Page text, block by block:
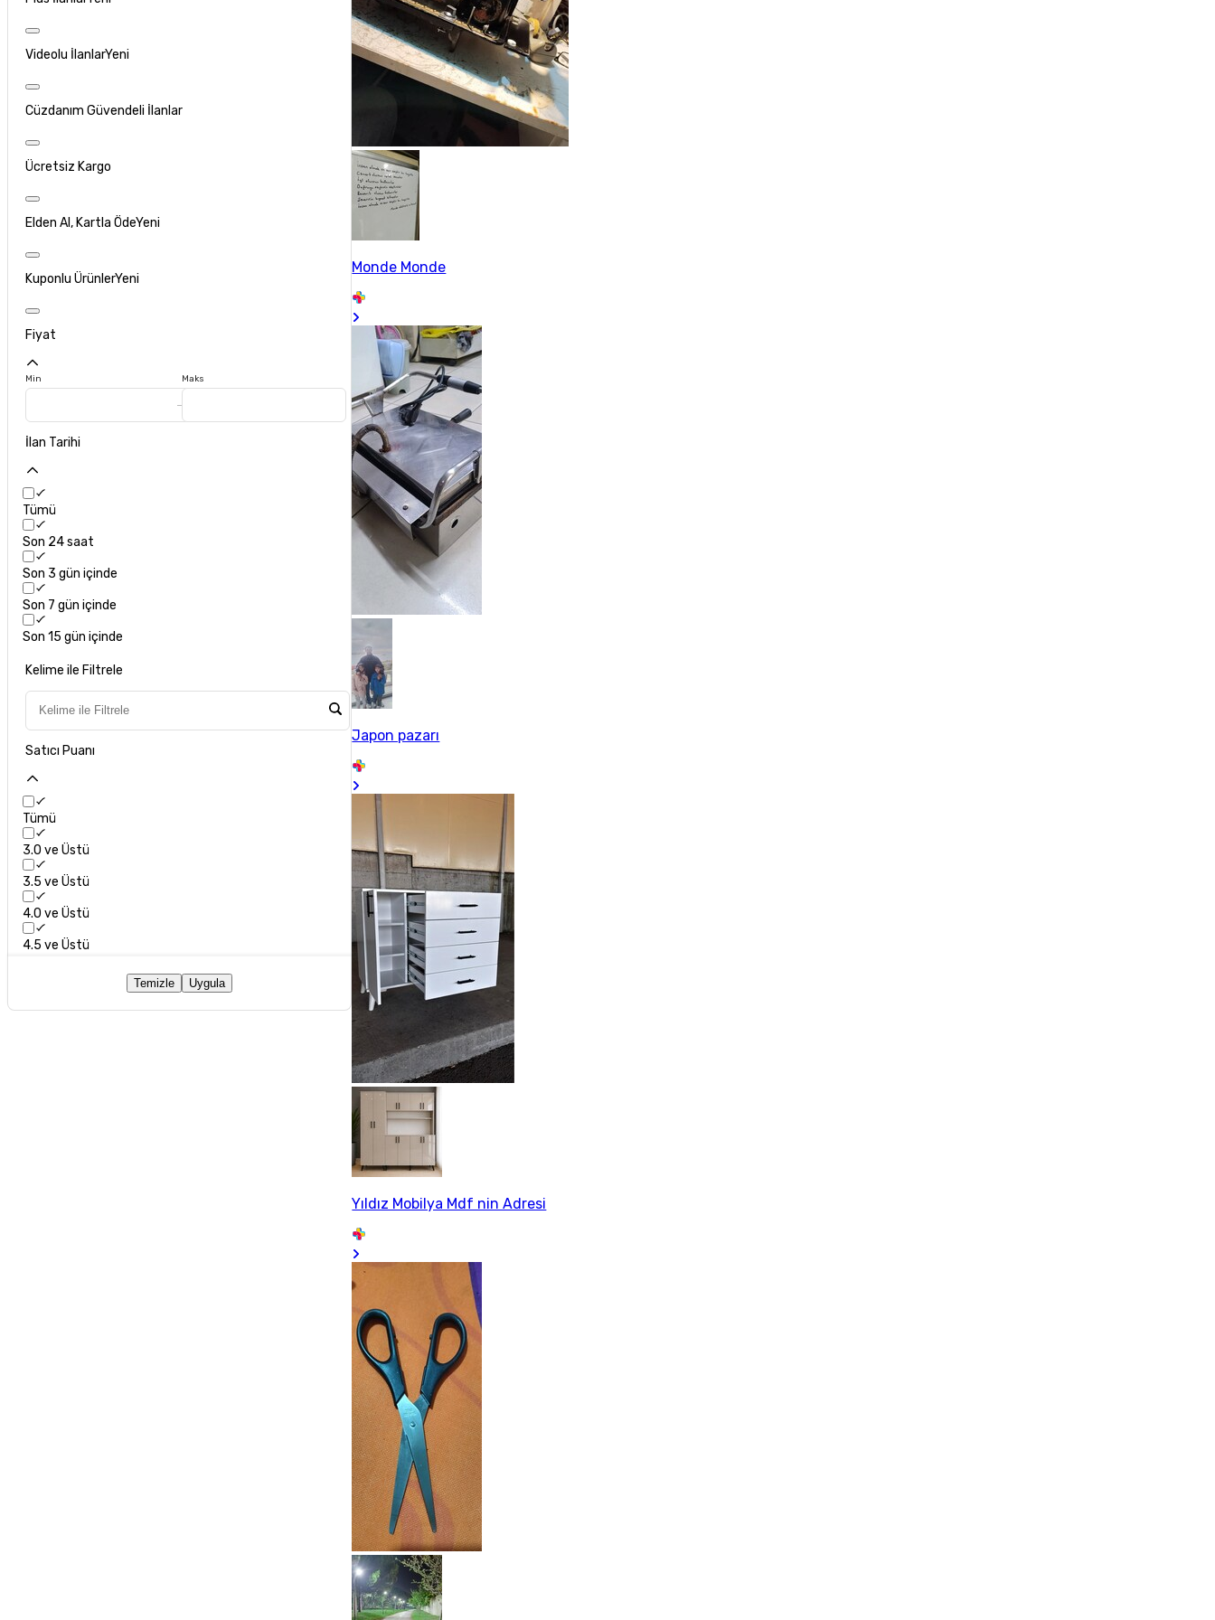
Videolu İlanlarYeni
Cüzdanım Güvendeli İlanlar
Ücretsiz Kargo
Elden Al, Kartla ÖdeYeni
Kuponlu ÜrünlerYeni
Fiyat
Min Maks
İlan Tarihi
Tümü
Son 24 saat
Son 3 gün içinde
Son 7 gün içinde
Son 15 gün içinde
Kelime ile Filtrele
Satıcı Puanı
Tümü
3.0 ve Üstü
3.5 ve Üstü
4.0 ve Üstü
4.5 ve Üstü
Temizle Uygula
Monde Monde
Japon pazarı
Yıldız Mobilya Mdf nin Adresi